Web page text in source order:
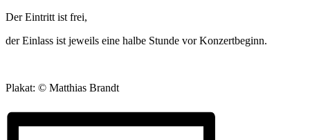
Der Eintritt ist frei,
der Einlass ist jeweils eine halbe Stunde vor Konzertbeginn.
Plakat: © Matthias Brandt